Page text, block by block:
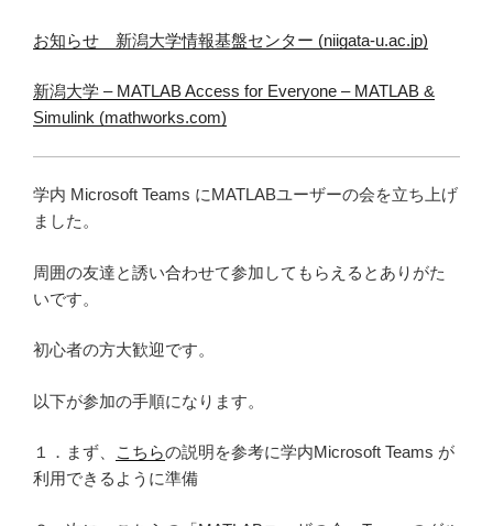
お知らせ 新潟大学情報基盤センター (niigata-u.ac.jp)
新潟大学 – MATLAB Access for Everyone – MATLAB &
Simulink (mathworks.com)
学内 Microsoft Teams にMATLABユーザーの会を立ち上げ
ました。
周囲の友達と誘い合わせて参加してもらえるとありがた
いです。
初心者の方大歓迎です。
以下が参加の手順になります。
１．まず、 こちらの説明を参考に学内Microsoft Teams が
利用できるように準備